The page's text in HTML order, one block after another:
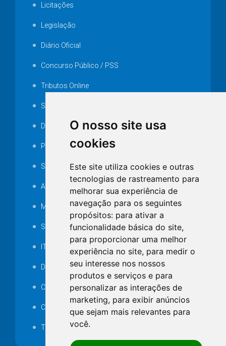
O nosso site usa
cookies
Este site utiliza cookies e outras
tecnologias de rastreamento para
melhorar sua experiência de
navegação para os seguintes
propósitos: para ativar a
funcionalidade básica do site,
para proporcionar uma melhor
experiência no site, para medir o
seu interesse nos nossos
produtos e serviços e para
personalizar as interações de
marketing, para exibir anúncios
que sejam mais relevantes para
você.
Licitações
Legislação
Diário Oficial
Concurso Público / PSS
Tributos Online
Serviços ISS-E
Decretos
Portarias
SAMAE
Audiência pública
MANUTENÇÃO DE ILUMINAÇÃO PÚBLICA
Serviços Técnicos TI
ITR
Desapropriações
Catalogo Eletrônico de Padronização
Consórcios Municipais
Telefones Úteis